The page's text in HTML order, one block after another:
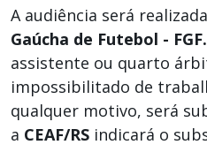
A audiência será
Gaúcha de Futebol - FGF.
assistente ou quarto
impossibilitado de
qualquer motivo, será
a CEAF/RS indicará o